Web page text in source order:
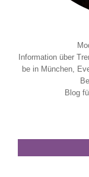
Information über
be in München,
Blog